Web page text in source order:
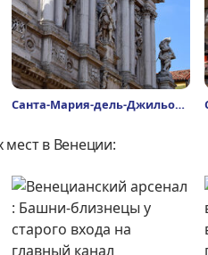
Санта-Мария-дель-Джильо
в Венеции: